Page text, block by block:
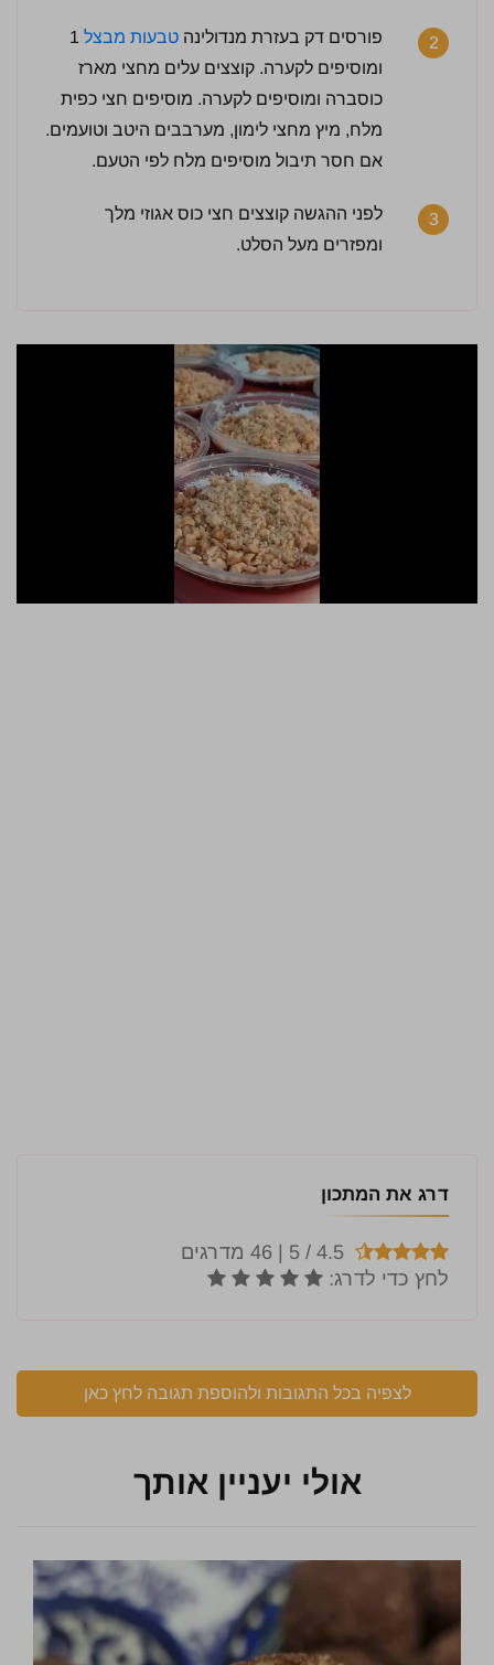
2 פורסים דק בעזרת מנדולינה טבעות מבצל 1
ומוסיפים לקערה. קוצצים עלים מחצי מארז
כוסברה ומוסיפים לקערה. מוסיפים חצי כפית
מלח, מיץ מחצי לימון, מערבבים היטב וטועמים.
אם חסר תיבול מוסיפים מלח לפי הטעם.
3
לפני ההגשה קוצצים חצי כוס אגוזי מלך
ומפזרים מעל הסלט.
דרג את המתכון
לצפיה בכל התגובות ולהוספת תגובה לחץ כאן
אולי יעניין אותך